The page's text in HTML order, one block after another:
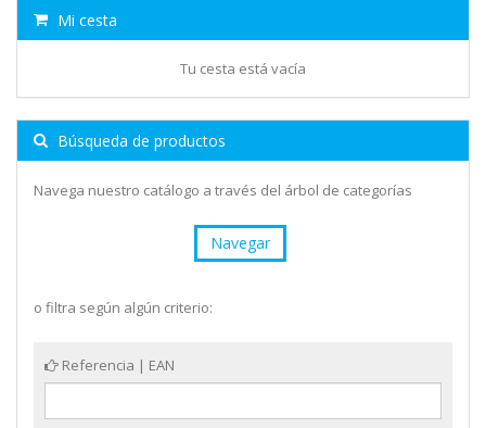
Mi cesta
Tu cesta está vacía
Búsqueda de productos
Navega nuestro catálogo a través del árbol de categorías
Navegar
o filtra según algún criterio:
Referencia | EAN